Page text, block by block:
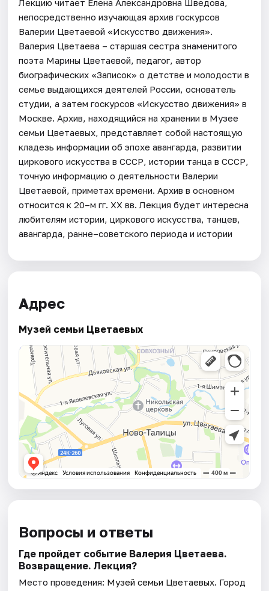
Лекцию читает Елена Александровна Шведова,
непосредственно изучающая архив госкурсов
Валерии Цветаевой «Искусство движения».
Валерия Цветаева – старшая сестра знаменитого
поэта Марины Цветаевой, педагог, автор
биографических «Записок» о детстве и молодости в
семье выдающихся деятелей России, основатель
студии, а затем госкурсов «Искусство движения» в
Москве. Архив, находящийся на хранении в Музее
семьи Цветаевых, представляет собой настоящую
кладезь информации об эпохе авангарда, развитии
циркового искусства в СССР, истории танца в СССР,
точную информацию о деятельности Валерии
Цветаевой, приметах времени. Архив в основном
относится к 20–м гг. XX вв. Лекция будет интересна
любителям истории, циркового искусства, танцев,
авангарда, ранне–советского периода и истории
Адрес
Музей семьи Цветаевых
Вопросы и ответы
Где пройдет событие Валерия Цветаева.
Возвращение. Лекция?
Место проведения: Музей семьи Цветаевых. Город